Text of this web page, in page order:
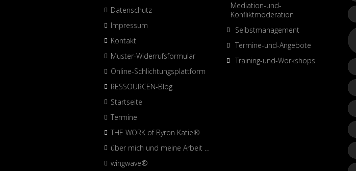
Datenschutz
Impressum
Kontakt
Muster-Widerrufsformular
Online-Schlichtungsplattform
RESSOURCEN-Blog
Startseite
Termine
THE WORK of Byron Katie®
über mich und meine Arbeit …
wingwave®
Mediation-und-
Konfliktmoderation
Selbstmanagement
Termine-und-Angebote
Training-und-Workshops